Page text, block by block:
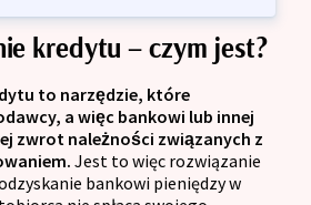
kredytu – czym jest?
to narzędzie, które
a więc bankowi lub innej
zwrot należności związanych z
Jest to więc rozwiązanie
bankowi pieniędzy w